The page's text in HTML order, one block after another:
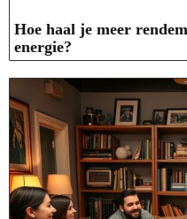
Hoe haal je meer
energie?